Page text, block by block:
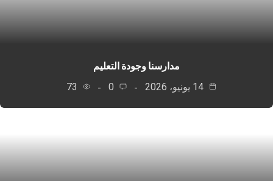
مدارسنا وجودة التعليم
0
73